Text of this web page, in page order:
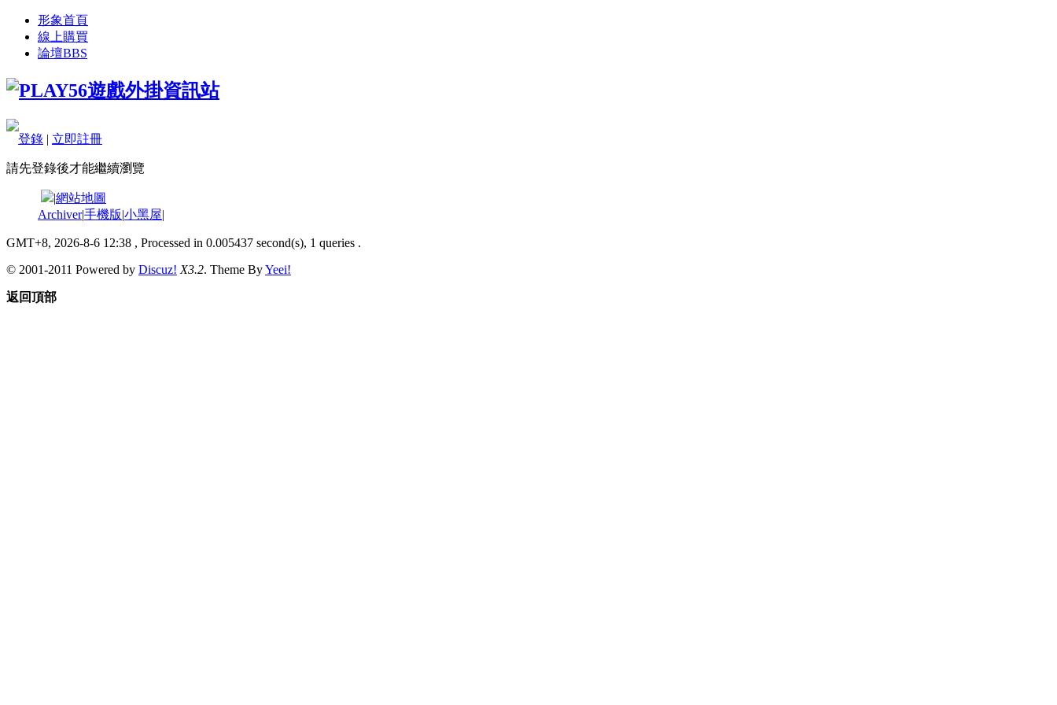
形象首頁
線上購買
論壇BBS
登錄 | 立即註冊
請先登錄後才能繼續瀏覽
|網站地圖
Archiver|手機版|小黑屋|
GMT+8, 2026-8-6 12:38 , Processed in 0.005437 second(s), 1 queries .
© 2001-2011 Powered by Discuz! X3.2. Theme ByYeei!
返回頂部